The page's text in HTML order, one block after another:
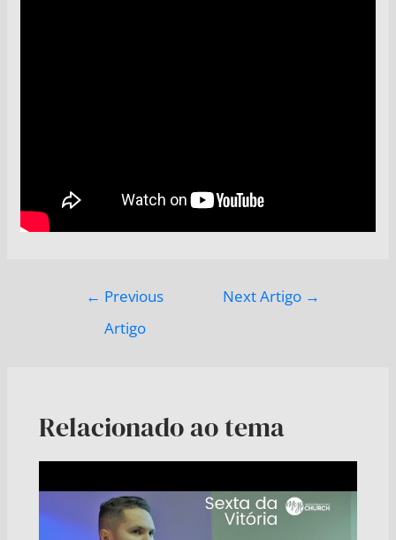
← Previous
Artigo
Next Artigo →
Relacionado ao tema